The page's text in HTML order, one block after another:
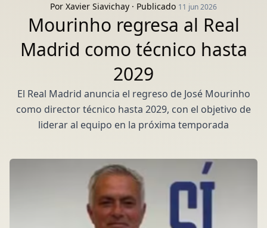
Por Xavier Siavichay · Publicado 11 jun 2026
Mourinho regresa al Real
Madrid como técnico hasta
2029
El Real Madrid anuncia el regreso de José Mourinho
como director técnico hasta 2029, con el objetivo de
liderar al equipo en la próxima temporada